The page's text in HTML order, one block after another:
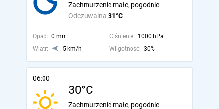
Odczuwalna 31°C
Zachmurzenie małe, pogodnie
Opad: 0 mm Ciśnienie: 1000 hPa
Wiatr:
5 km/h Wilgotność: 30%
06:00
30°C
Zachmurzenie małe, pogodnie